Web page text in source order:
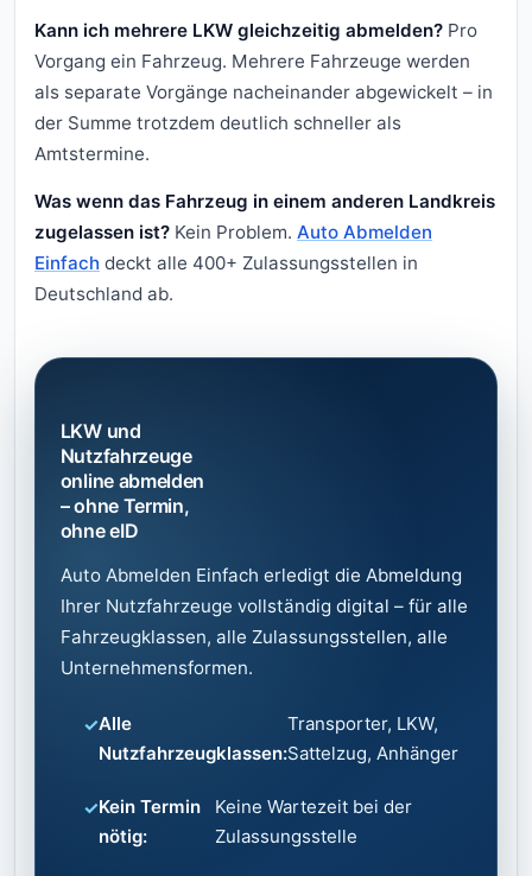
Kann ich mehrere LKW gleichzeitig abmelden? Pro
Vorgang ein Fahrzeug. Mehrere Fahrzeuge werden
als separate Vorgänge nacheinander abgewickelt – in
der Summe trotzdem deutlich schneller als
Amtstermine.
Was wenn das Fahrzeug in einem anderen Landkreis
zugelassen ist? Kein Problem. Auto Abmelden
Einfach deckt alle 400+ Zulassungsstellen in
Deutschland ab.
LKW und
Nutzfahrzeuge
online abmelden
– ohne Termin,
ohne eID
Auto Abmelden Einfach erledigt die Abmeldung
Ihrer Nutzfahrzeuge vollständig digital – für alle
Fahrzeugklassen, alle Zulassungsstellen, alle
Unternehmensformen.
Alle
Nutzfahrzeugklassen:
Transporter, LKW,
Sattelzug, Anhänger
Kein Termin
nötig:
Keine Wartezeit bei der
Zulassungsstelle